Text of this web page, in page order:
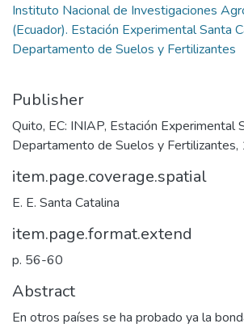
Instituto Nacional de Investigaciones
(Ecuador). Estación Experimental Santa
Departamento de Suelos y Fertilizantes
Publisher
Quito, EC: INIAP, Estación Experimental
Departamento de Suelos y
item.page.coverage.spatial
E. E. Santa Catalina
item.page.format.extend
p. 56-60
Abstract
En otros países se ha probado ya la